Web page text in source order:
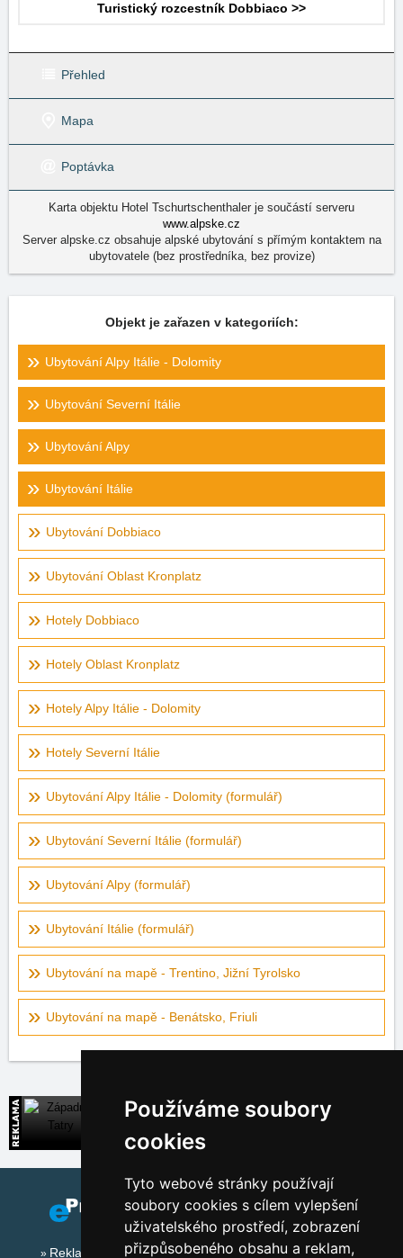
Používáme soubory
cookies
Tyto webové stránky používají
soubory cookies s cílem vylepšení
uživatelského prostředí, zobrazení
přizpůsobeného obsahu a reklam,
Turistický rozcestník Dobbiaco >>
Přehled
Mapa
Poptávka
Karta objektu Hotel Tschurtschenthaler je součástí serveru
www.alpske.cz
Server alpske.cz obsahuje alpské ubytování s přímým kontaktem na
ubytovatele (bez prostředníka, bez provize)
Objekt je zařazen v kategoriích:
Ubytování Alpy Itálie - Dolomity
Ubytování Severní Itálie
Ubytování Alpy
Ubytování Itálie
Ubytování Dobbiaco
Ubytování Oblast Kronplatz
Hotely Dobbiaco
Hotely Oblast Kronplatz
Hotely Alpy Itálie - Dolomity
Hotely Severní Itálie
Ubytování Alpy Itálie - Dolomity (formulář)
Ubytování Severní Itálie (formulář)
Ubytování Alpy (formulář)
Ubytování Itálie (formulář)
Ubytování na mapě - Trentino, Jižní Tyrolsko
Ubytování na mapě - Benátsko, Friuli
Západní Tatry
Přímé kontakty na ubytování na Slovensku
Reklama na tomto serveru